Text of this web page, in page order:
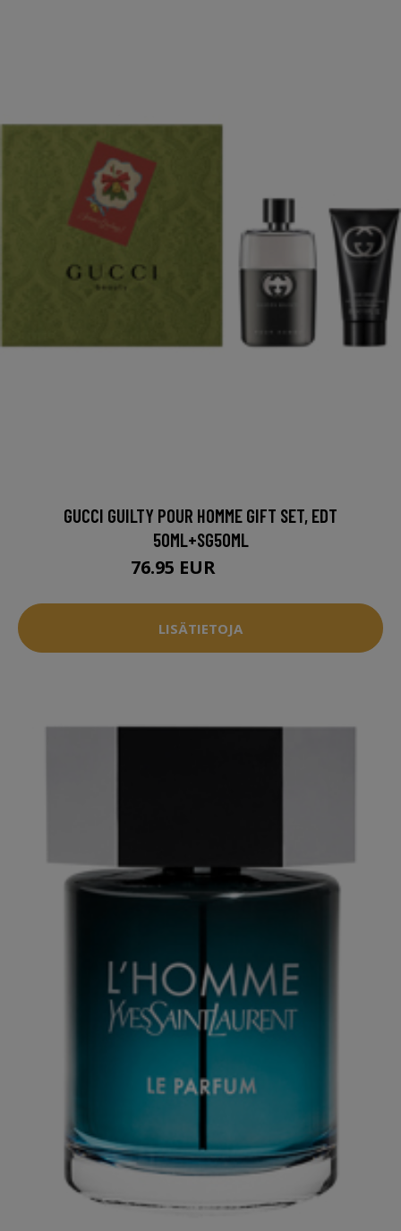
GUCCI GUILTY POUR HOMME GIFT SET, EDT
50ML+SG50ML
76.95 EUR
LISÄTIETOJA